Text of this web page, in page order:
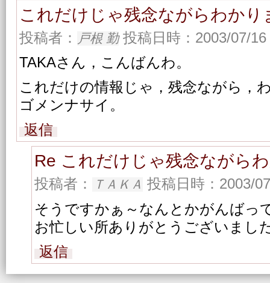
これだけじゃ残念ながらわかり
投稿者： 戸根 勤投稿日時：2003/07/16
TAKAさん，こんばんわ。
これだけの情報じゃ，残念ながら，
ゴメンナサイ。
返信
Re これだけじゃ残念ながら
投稿者： ＴＡＫＡ 投稿日時：2003/
そうですかぁ～なんとかがんばっ
お忙しい所ありがとうございまし
返信